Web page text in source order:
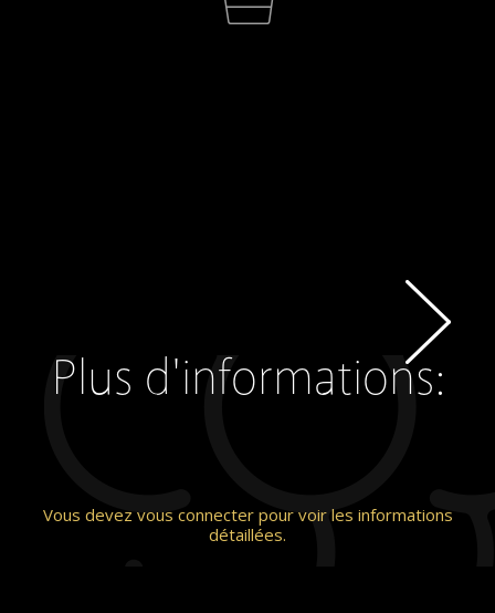
Plus d'informations:
Vous devez vous connecter pour voir les informations
détaillées.